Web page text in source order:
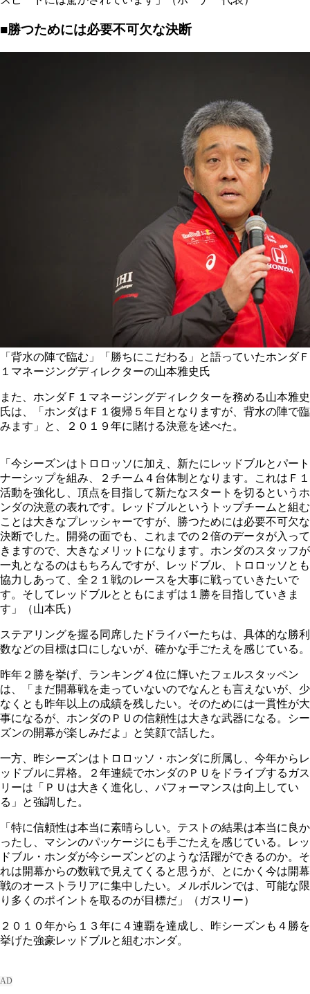
■勝つためには必要不可欠な決断
「背水の陣で臨む」「勝ちにこだわる」と語っていたホンダＦ
１マネージングディレクターの山本雅史氏
また、ホンダＦ１マネージングディレクターを務める山本雅史
氏は、「ホンダはＦ１復帰５年目となりますが、背水の陣で臨
みます」と、２０１９年に賭ける決意を述べた。
「今シーズンはトロロッソに加え、新たにレッドブルとパート
ナーシップを組み、２チーム４台体制となります。これはＦ１
活動を強化し、頂点を目指して新たなスタートを切るというホ
ンダの決意の表れです。レッドブルというトップチームと組む
ことは大きなプレッシャーですが、勝つためには必要不可欠な
決断でした。開発の面でも、これまでの２倍のデータが入って
きますので、大きなメリットになります。ホンダのスタッフが
一丸となるのはもちろんですが、レッドブル、トロロッソとも
協力しあって、全２１戦のレースを大事に戦っていきたいで
す。そしてレッドブルとともにまずは１勝を目指していきま
す」（山本氏）
ステアリングを握る同席したドライバーたちは、具体的な勝利
数などの目標は口にしないが、確かな手ごたえを感じている。
昨年２勝を挙げ、ランキング４位に輝いたフェルスタッペン
は、「まだ開幕戦を走っていないのでなんとも言えないが、少
なくとも昨年以上の成績を残したい。そのためには一貫性が大
事になるが、ホンダのＰＵの信頼性は大きな武器になる。シー
ズンの開幕が楽しみだよ」と笑顔で話した。
一方、昨シーズンはトロロッソ・ホンダに所属し、今年からレ
ッドブルに昇格。２年連続でホンダのＰＵをドライブするガス
リーは「ＰＵは大きく進化し、パフォーマンスは向上してい
る」と強調した。
「特に信頼性は本当に素晴らしい。テストの結果は本当に良か
ったし、マシンのパッケージにも手ごたえを感じている。レッ
ドブル・ホンダが今シーズンどのような活躍ができるのか。そ
れは開幕からの数戦で見えてくると思うが、とにかく今は開幕
戦のオーストラリアに集中したい。メルボルンでは、可能な限
り多くのポイントを取るのが目標だ」（ガスリー）
２０１０年から１３年に４連覇を達成し、昨シーズンも４勝を
挙げた強豪レッドブルと組むホンダ。